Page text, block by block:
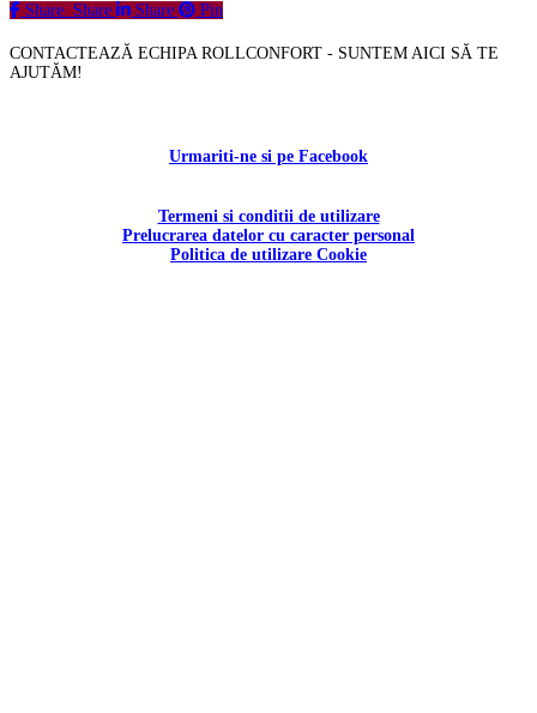
Share Share Share Pin
CONTACTEAZĂ ECHIPA ROLLCONFORT - SUNTEM AICI SĂ TE
AJUTĂM!
Urmariti-ne si pe Facebook
Termeni si conditii de utilizare
Prelucrarea datelor cu caracter personal
Politica de utilizare Cookie